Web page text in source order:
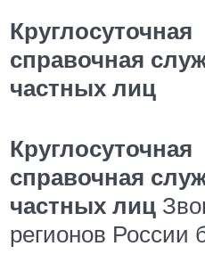
Круглосуточная
справочная
частных лиц
Круглосуточная
справочная
частных лиц
регионов России